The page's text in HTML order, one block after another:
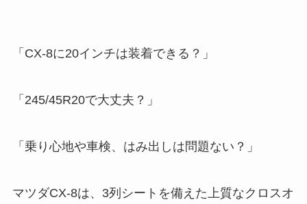
「CX-8に20インチは装着できる？」
「245/45R20で大丈夫？」
「乗り心地や車検、はみ出しは問題ない？」
マツダCX-8は、3列シートを備えた上質なクロスオ